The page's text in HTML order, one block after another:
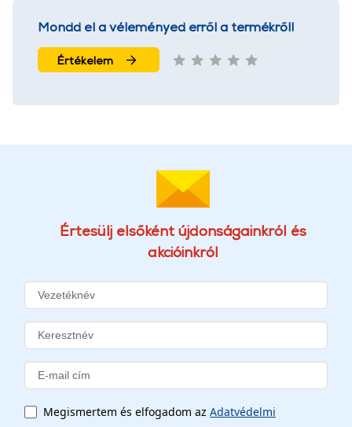
Mondd el a véleményed erről a termékről!
Értékelem
Értesülj elsőként újdonságainkról és
akcióinkról
Megismertem és elfogadom az Adatvédelmi